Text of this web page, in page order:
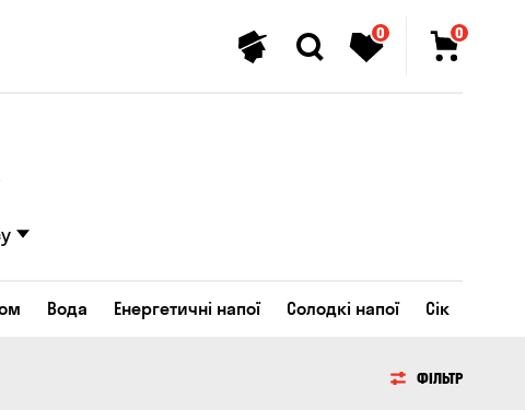
0 0
Вода Енергетичні напої Солодкі напої Сік
ФІЛЬТР